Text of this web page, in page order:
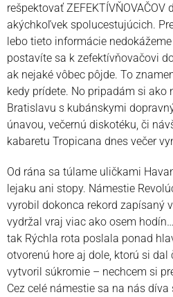
rešpektovať
akýchkoľvek spolucestujúcich.
lebo tieto informácie
postavíte sa k zefektívňovačovi
ak nejaké vôbec pôjde. To
kedy prídete. No pripadám si ako
Bratislavu s kubánskymi
únavou, večernú diskotéku, či
kabaretu Tropicana dnes večer
Od rána sa túlame uličkami
lejaku ani stopy. Námestie
vyrobil dokonca rekord zapísaný
vydržal vraj viac ako osem
tak Rýchla rota poslala ponad
otvorenú hore aj dole, ktorú si dal
vytvoril súkromie – nechcem si
Cez celé námestie sa na nás díva